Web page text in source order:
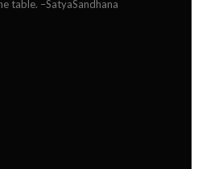
table. –SatyaSandhana